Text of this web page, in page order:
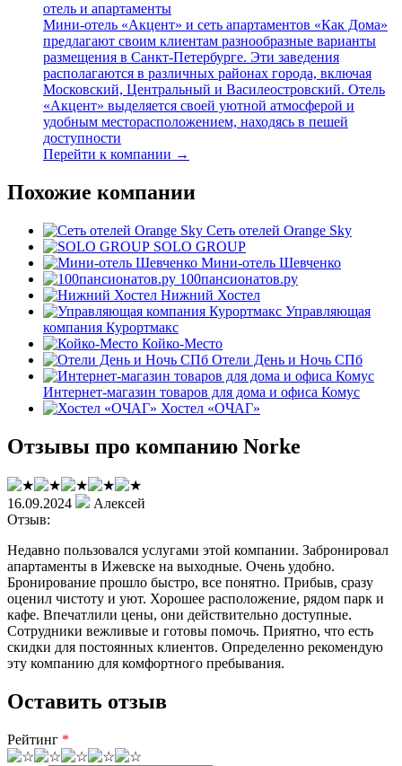
отель и апартаменты
Мини-отель «Акцент» и сеть апартаментов «Как Дома»
предлагают своим клиентам разнообразные варианты
размещения в Санкт-Петербурге. Эти заведения
располагаются в различных районах города, включая
Московский, Центральный и Василеостровский. Отель
«Акцент» выделяется своей уютной атмосферой и
удобным месторасположением, находясь в пешей
доступности
Перейти к компании →
Похожие компании
Сеть отелей Orange Sky
SOLO GROUP
Мини-отель Шевченко
100пансионатов.ру
Нижний Хостел
Управляющая
компания Курортмакс
Койко-Место
Отели День и Ночь СПб
Интернет-магазин товаров для дома и офиса Комус
Хостел «ОЧАГ»
Отзывы про компанию Norke
16.09.2024
Алексей
Отзыв:
Недавно пользовался услугами этой компании. Забронировал
апартаменты в Ижевске на выходные. Очень удобно.
Бронирование прошло быстро, все понятно. Прибыв, сразу
оценил чистоту и уют. Хорошее расположение, рядом парк и
кафе. Впечатлили цены, они действительно доступные.
Сотрудники вежливые и готовы помочь. Приятно, что есть
скидки для постоянных клиентов. Определенно рекомендую
эту компанию для комфортного пребывания.
Оставить отзыв
Рейтинг *